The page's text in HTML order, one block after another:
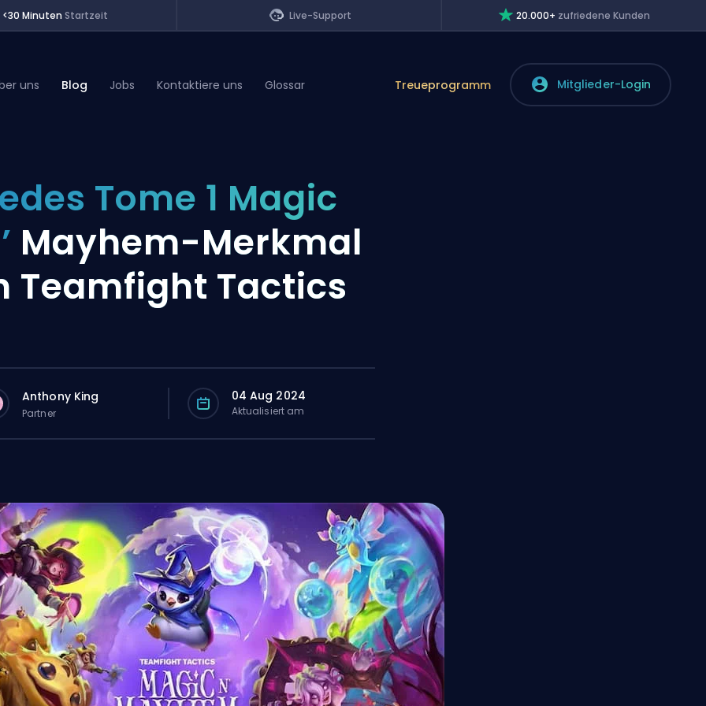
<30 Minuten Startzeit Live-Support 20.000+ zufriedene Kunden
uns Blog Jobs Kontaktiere uns Glossar Treueprogramm Mitglieder-Login
Tome 1 Magic
Mayhem-Merkmal
Teamfight Tactics
Anthony King
Partner
04 Aug 2024
Aktualisiert am